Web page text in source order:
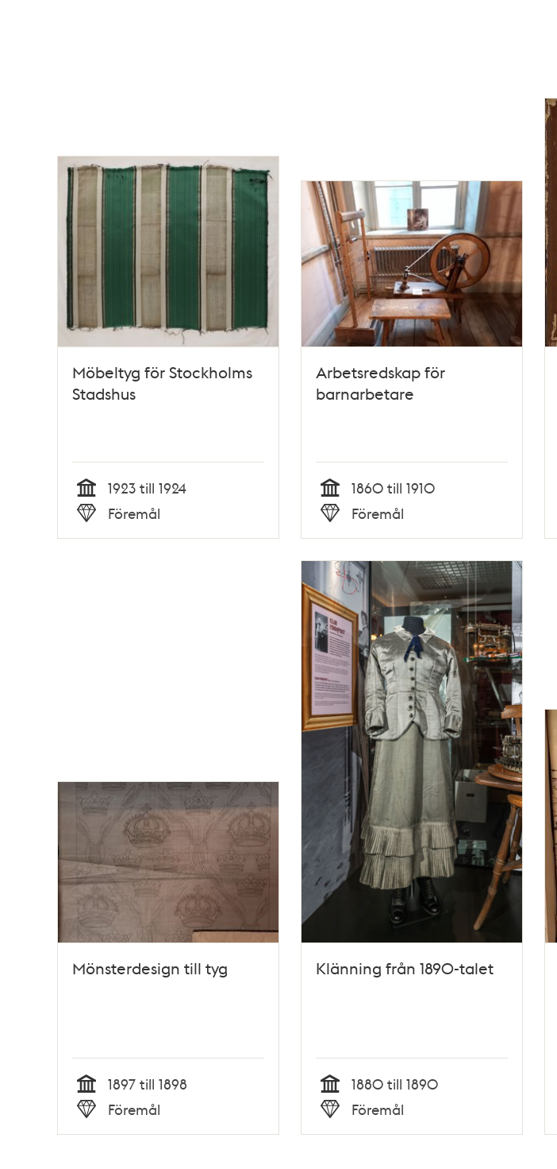
Möbeltyg för Stockholms
Stadshus
Tid
1923 till 1924
Typ
Föremål
Arbetsredskap för
barnarbetare
Tid
1860 till 1910
Typ
Föremål
Mönsterdesign till tyg
Tid
1897 till 1898
Typ
Föremål
Klänning från 1890-talet
Tid
1880 till 1890
Typ
Föremål